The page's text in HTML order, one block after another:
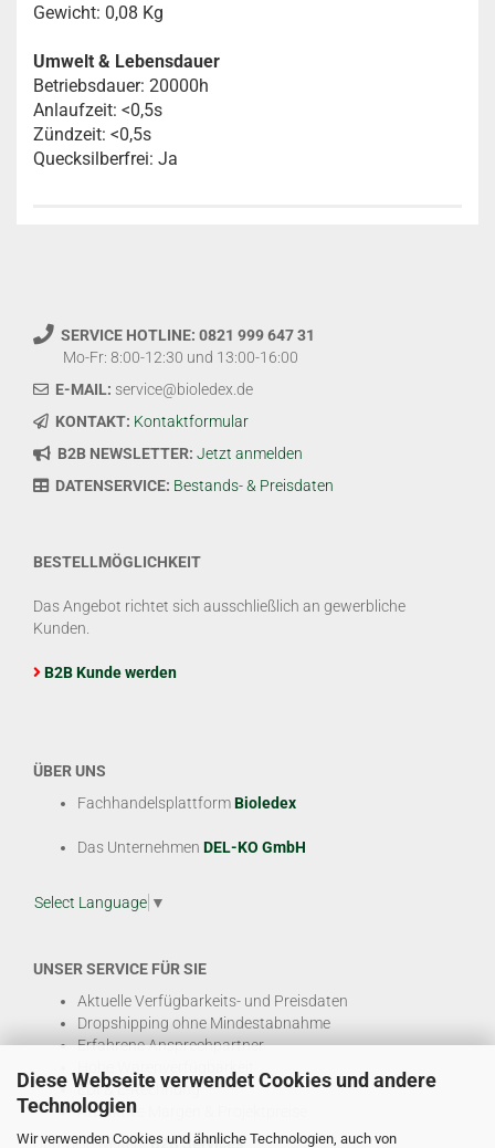
Diese Webseite verwendet Cookies und andere
Technologien
Wir verwenden Cookies und ähnliche Technologien, auch von
Gewicht: 0,08 Kg
Umwelt & Lebensdauer
Betriebsdauer: 20000h
Anlaufzeit: <0,5s
Zündzeit: <0,5s
Quecksilberfrei: Ja
SERVICE HOTLINE: 0821 999 647 31
Mo-Fr: 8:00-12:30 und 13:00-16:00
E-MAIL: service@bioledex.de
KONTAKT: Kontaktformular
B2B NEWSLETTER: Jetzt anmelden
DATENSERVICE: Bestands- & Preisdaten
BESTELLMÖGLICHKEIT
Das Angebot richtet sich ausschließlich an gewerbliche
Kunden.
B2B Kunde werden
ÜBER UNS
FachhandelsplattformBioledex
Das Unternehmen DEL-KO GmbH
Select Language ▼
UNSER SERVICE FÜR SIE
Aktuelle Verfügbarkeits- und Preisdaten
Dropshipping ohne Mindestabnahme
Erfahrene Ansprechpartner
EDI & E-Rechnung
Attraktive Margen & Projektpreise
Und viele weitereB2B Services